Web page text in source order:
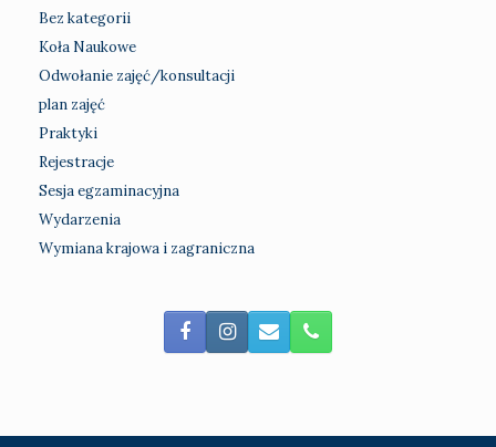
Bez kategorii
Koła Naukowe
Odwołanie zajęć/konsultacji
plan zajęć
Praktyki
Rejestracje
Sesja egzaminacyjna
Wydarzenia
Wymiana krajowa i zagraniczna